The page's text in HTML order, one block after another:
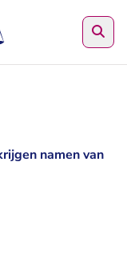
namen van